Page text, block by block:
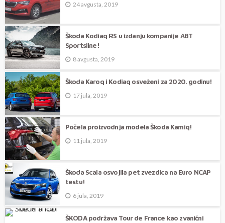
24 avgusta, 2019
Škoda Kodiaq RS u izdanju kompanije ABT
Sportsline!
8 avgusta, 2019
Škoda Karoq i Kodiaq osveženi za 2020. godinu!
17 jula, 2019
Počela proizvodnja modela Škoda Kamiq!
11 jula, 2019
Škoda Scala osvojila pet zvezdica na Euro NCAP
testu!
6 jula, 2019
ŠKODA podržava Tour de France kao zvanični